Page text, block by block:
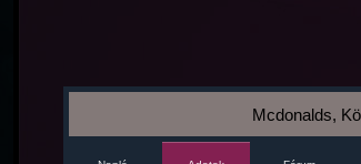
Mcdonalds,